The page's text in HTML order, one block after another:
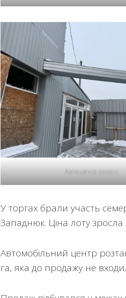
Автоцентр ззовні
У торгах брали участь
Западнюк. Ціна лоту
Автомобільний центр
га, яка до продажу не